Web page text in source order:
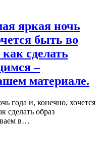
яркая ночь
быть во
сделать
–
материале.
года и, конечно, хочется
сделать образ
в…